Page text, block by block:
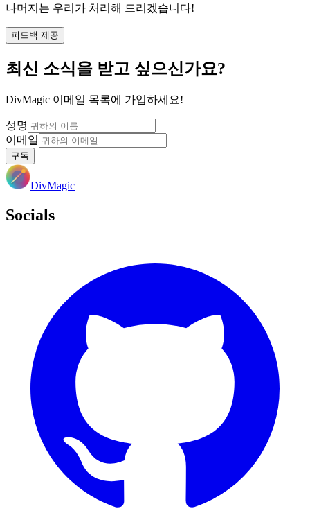
나머지는 우리가 처리해 드리겠습니다!
피드백 제공
최신 소식을 받고 싶으신가요?
DivMagic 이메일 목록에 가입하세요!
성명
이메일
구독
DivMagic
Socials